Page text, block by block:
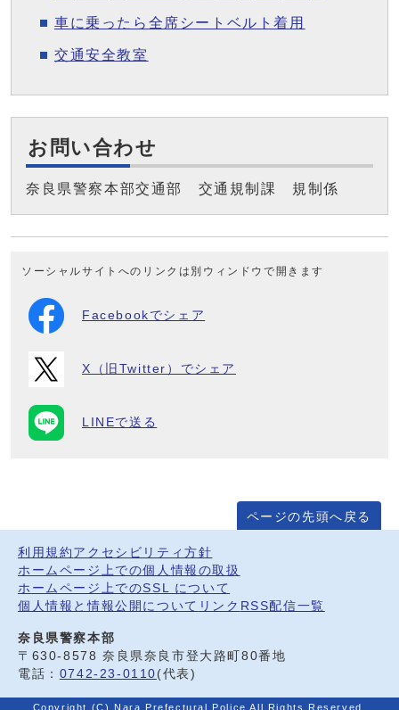
車に乗ったら全席シートベルト着用
交通安全教室
お問い合わせ
奈良県警察本部交通部 交通規制課 規制係
ソーシャルサイトへのリンクは別ウィンドウで開きます
Facebookでシェア
X（旧Twitter）でシェア
LINEで送る
ページの先頭へ戻る
利用規約 アクセシビリティ方針
ホームページ上での個人情報の取扱
ホームページ上でのSSL について
個人情報と情報公開について リンク RSS配信一覧
奈良県警察本部
〒630-8578 奈良県奈良市登大路町80番地
電話： 0742-23-0110 (代表)
Copyright (C) Nara Prefectural Police All Rights Reserved.